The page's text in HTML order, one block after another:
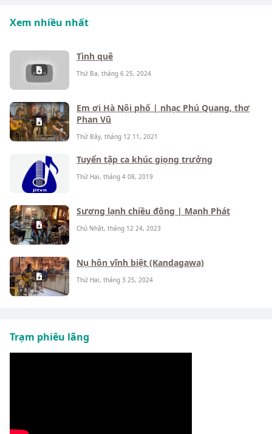
Xem nhiều nhất
Tình quê
Thứ Ba, tháng 6 25, 2024
Em ơi Hà Nội phố | nhạc Phú Quang, thơ
Phan Vũ
Thứ Bảy, tháng 12 11, 2021
Tuyển tập ca khúc giọng trưởng
Thứ Hai, tháng 4 08, 2019
Sương lạnh chiều đông | Mạnh Phát
Chủ Nhật, tháng 12 24, 2023
Nụ hôn vĩnh biệt (Kandagawa)
Thứ Hai, tháng 3 25, 2024
Trạm phiêu lãng